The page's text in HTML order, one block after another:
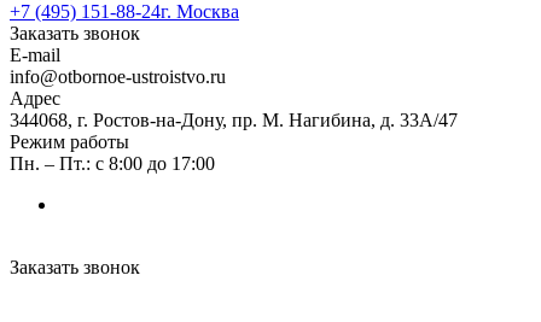
+7 (495) 151-88-24г. Москва
Заказать звонок
E-mail
info@otbornoe-ustroistvo.ru
Адрес
344068, г. Ростов-на-Дону, пр. М. Нагибина, д. 33А/47
Режим работы
Пн. – Пт.: с 8:00 до 17:00
Заказать звонок